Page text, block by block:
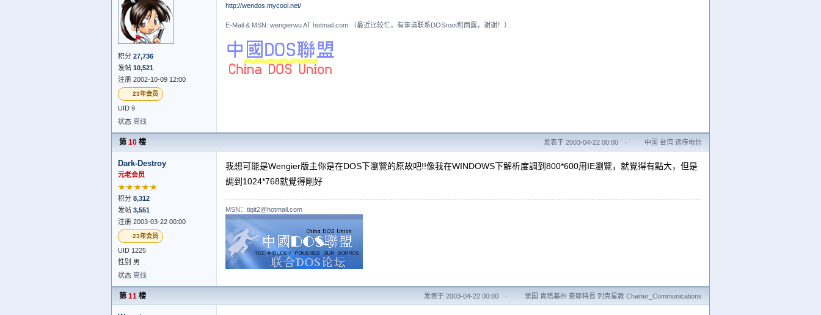
积分 27,736
发帖 10,521
注册 2002-10-09 12:00
23年会员
UID 9
状态 离线
http://wendos.mycool.net/
E-Mail & MSN: wengierwu AT hotmail.com （最近比较忙，有事请联系DOSroot和雨露，谢谢！）
第 10 楼 发表于 2003-04-22 00:00 · 中国 台湾 远传电信
Dark-Destroy
元老会员
★★★★★
积分 8,312
发帖 3,551
注册 2003-03-22 00:00
23年会员
UID 1225
性别 男
状态 离线
我想可能是Wengier版主你是在DOS下瀏覽的原故吧!!像我在WINDOWS下解析度調到800*600用IE瀏覽，就覺得有點大，但是
調到1024*768就覺得剛好
MSN：tiqit2@hotmail.com
第 11 楼 发表于 2003-04-22 00:00 · 美国 肯塔基州 费耶特县 列克星敦 Charter_Communications